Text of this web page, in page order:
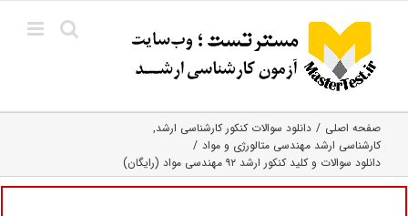
content
صفحه اصلی
دانلود سوالات کنکور کارشناسی ارشد
کارشناسی ارشد مهندسی متالورژی و مواد
دانلود سوالات و کلید کنکور ارشد ۹۲ مهندسی مواد (رایگان)